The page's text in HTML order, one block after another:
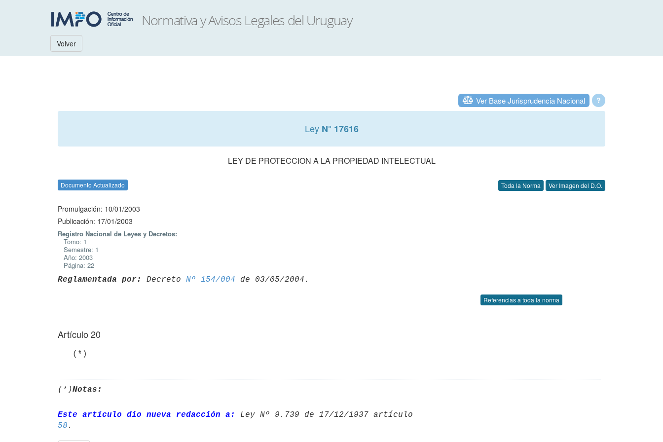
Volver
?
Ver Base Jurisprudencia Nacional
Ley N° 17616
LEY DE PROTECCION A LA PROPIEDAD INTELECTUAL
Documento Actualizado Toda la Norma Ver Imagen del D.O.
Promulgación: 10/01/2003
Publicación: 17/01/2003
Registro Nacional de Leyes y Decretos:
Tomo: 1
Semestre: 1
Año: 2003
Página: 22
Reglamentada por: Decreto Nº 154/004
Referencias a toda la norma
Artículo 20
   (*)
(*)Notas:
Este artículo dio nueva redacción a:
Ley Nº 9.739 de 17/12/1937 artículo
58